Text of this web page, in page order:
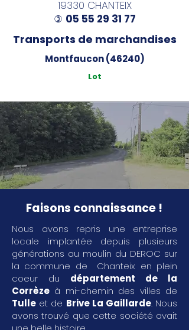
19330 CHANTEIX
) 05 55 29 31 77
Transports de marchandises
Montfaucon (46240)
Lot
Faisons connaissance !
Nous avons repris une entreprise
locale implantée depuis plusieurs
générations au moulin du DEROC sur
la commune de Chanteix en plein
coeur du département de la
Corrèze à mi-chemin des villes de
Tulle et de Brive La Gaillarde. Nous
avons trouvé que cette société avait